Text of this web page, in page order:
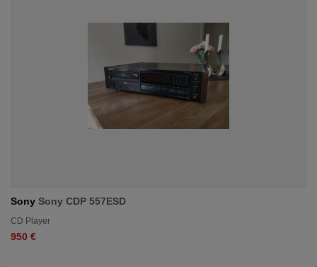
Sony Sony CDP 557ESD
CD Player
950 €